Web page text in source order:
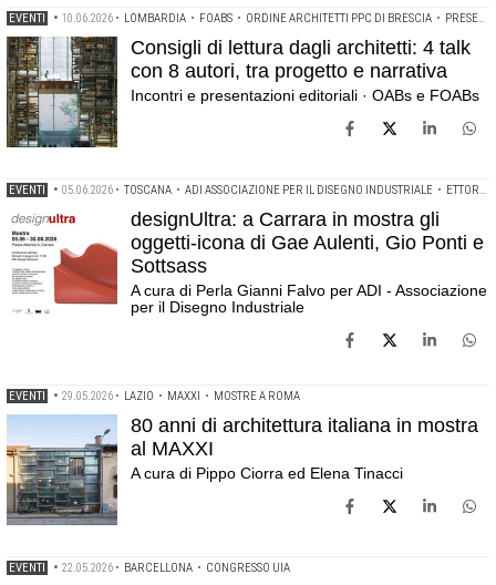
EVENTI • 10.06.2026 • LOMBARDIA • FOABS • ORDINE ARCHITETTI PPC DI BRESCIA • PRESENTAZIONE EDITORIALE
Consigli di lettura dagli architetti: 4 talk
con 8 autori, tra progetto e narrativa
Incontri e presentazioni editoriali · OABs e FOABs
EVENTI • 05.06.2026 • TOSCANA • ADI ASSOCIAZIONE PER IL DISEGNO INDUSTRIALE • ETTORE SOTTSASS
designUltra: a Carrara in mostra gli
oggetti-icona di Gae Aulenti, Gio Ponti e
Sottsass
A cura di Perla Gianni Falvo per ADI - Associazione
per il Disegno Industriale
EVENTI • 29.05.2026 • LAZIO • MAXXI • MOSTRE A ROMA
80 anni di architettura italiana in mostra
al MAXXI
A cura di Pippo Ciorra ed Elena Tinacci
EVENTI • 22.05.2026 • BARCELLONA • CONGRESSO UIA